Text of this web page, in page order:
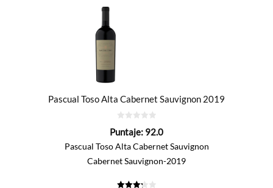
Pascual Toso Alta Cabernet Sauvignon 2019
de
Puntaje: 92.0
Pascual Toso Alta Cabernet Sauvignon
Cabernet Sauvignon-2019